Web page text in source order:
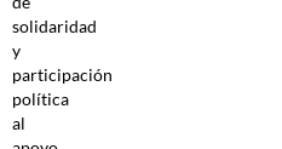
solidaridad
y
participación
política
al